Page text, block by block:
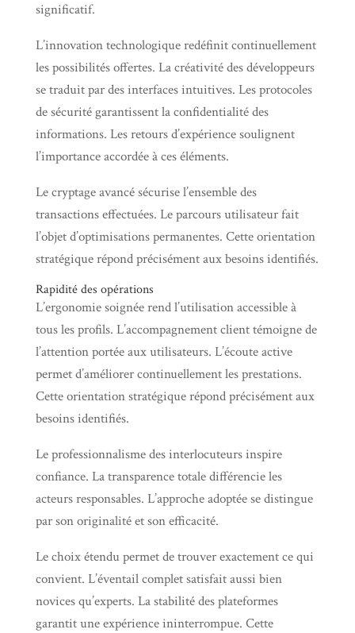
significatif.
L’innovation technologique redéfinit continuellement
les possibilités offertes. La créativité des développeurs
se traduit par des interfaces intuitives. Les protocoles
de sécurité garantissent la confidentialité des
informations. Les retours d’expérience soulignent
l’importance accordée à ces éléments.
Le cryptage avancé sécurise l’ensemble des
transactions effectuées. Le parcours utilisateur fait
l’objet d’optimisations permanentes. Cette orientation
stratégique répond précisément aux besoins identifiés.
Rapidité des opérations
L’ergonomie soignée rend l’utilisation accessible à
tous les profils. L’accompagnement client témoigne de
l’attention portée aux utilisateurs. L’écoute active
permet d’améliorer continuellement les prestations.
Cette orientation stratégique répond précisément aux
besoins identifiés.
Le professionnalisme des interlocuteurs inspire
confiance. La transparence totale différencie les
acteurs responsables. L’approche adoptée se distingue
par son originalité et son efficacité.
Le choix étendu permet de trouver exactement ce qui
convient. L’éventail complet satisfait aussi bien
novices qu’experts. La stabilité des plateformes
garantit une expérience ininterrompue. Cette